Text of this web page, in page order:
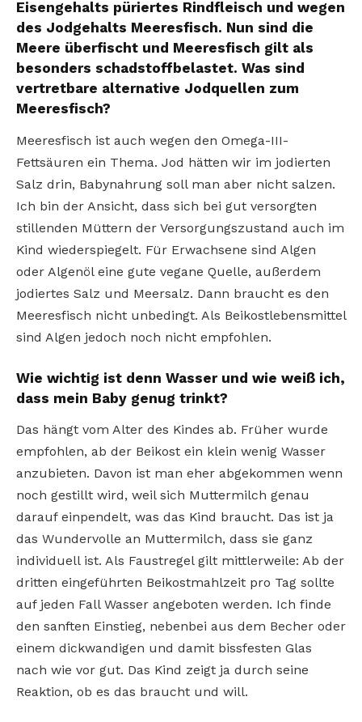
Eisengehalts püriertes Rindfleisch und wegen
des Jodgehalts Meeresfisch. Nun sind die
Meere überfischt und Meeresfisch gilt als
besonders schadstoffbelastet. Was sind
vertretbare alternative Jodquellen zum
Meeresfisch?
Meeresfisch ist auch wegen den Omega-III-
Fettsäuren ein Thema. Jod hätten wir im jodierten
Salz drin, Babynahrung soll man aber nicht salzen.
Ich bin der Ansicht, dass sich bei gut versorgten
stillenden Müttern der Versorgungszustand auch im
Kind wiederspiegelt. Für Erwachsene sind Algen
oder Algenöl eine gute vegane Quelle, außerdem
jodiertes Salz und Meersalz. Dann braucht es den
Meeresfisch nicht unbedingt. Als Beikostlebensmittel
sind Algen jedoch noch nicht empfohlen.
Wie wichtig ist denn Wasser und wie weiß ich,
dass mein Baby genug trinkt?
Das hängt vom Alter des Kindes ab. Früher wurde
empfohlen, ab der Beikost ein klein wenig Wasser
anzubieten. Davon ist man eher abgekommen wenn
noch gestillt wird, weil sich Muttermilch genau
darauf einpendelt, was das Kind braucht. Das ist ja
das Wundervolle an Muttermilch, dass sie ganz
individuell ist. Als Faustregel gilt mittlerweile: Ab der
dritten eingeführten Beikostmahlzeit pro Tag sollte
auf jeden Fall Wasser angeboten werden. Ich finde
den sanften Einstieg, nebenbei aus dem Becher oder
einem dickwandigen und damit bissfesten Glas
nach wie vor gut. Das Kind zeigt ja durch seine
Reaktion, ob es das braucht und will.